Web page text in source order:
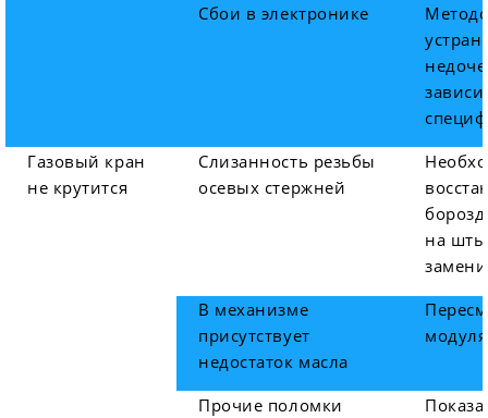
Сбои в электронике
Газовый кран
не крутится
Слизанность резьбы
осевых стержней
на
В механизме
присутствует
недостаток масла
модуля
Прочие поломки